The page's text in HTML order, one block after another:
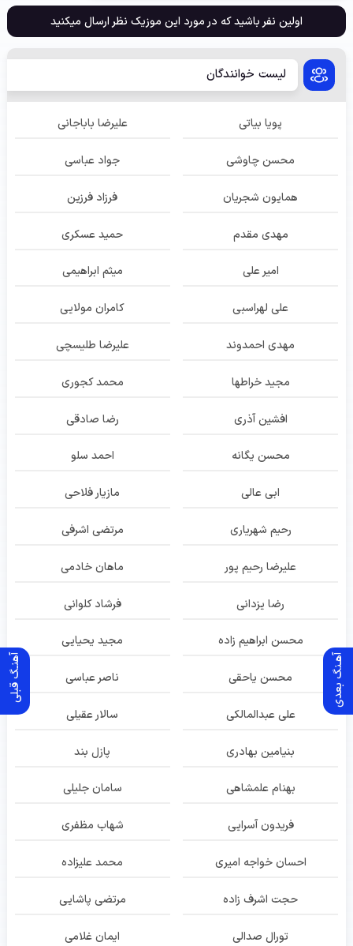
آهنـگ قبلی آهـنگ بعدی
اولین نفر باشید که در مورد این موزیک نظر ارسال میکنید
لیست خوانندگان
پویا بیاتی علیرضا باباجانی
محسن چاوشی جواد عباسی
همایون شجریان فرزاد فرزین
مهدی مقدم حمید عسکری
امیر علی میثم ابراهیمی
علی لهراسبی کامران مولایی
مهدی احمدوند علیرضا طلیسچی
مجید خراطها محمد کجوری
افشین آذری رضا صادقی
محسن یگانه احمد سلو
ابی عالی مازیار فلاحی
رحیم شهریاری مرتضی اشرفی
علیرضا رحیم پور ماهان خادمی
رضا یزدانی فرشاد کلوانی
محسن ابراهیم زاده مجید یحیایی
محسن یاحقی ناصر عباسی
علی عبدالمالکی سالار عقیلی
بنیامین بهادری پازل بند
بهنام علمشاهی سامان جلیلی
فریدون آسرایی شهاب مظفری
احسان خواجه امیری محمد علیزاده
حجت اشرف زاده مرتضی پاشایی
تورال صدالی ایمان غلامی